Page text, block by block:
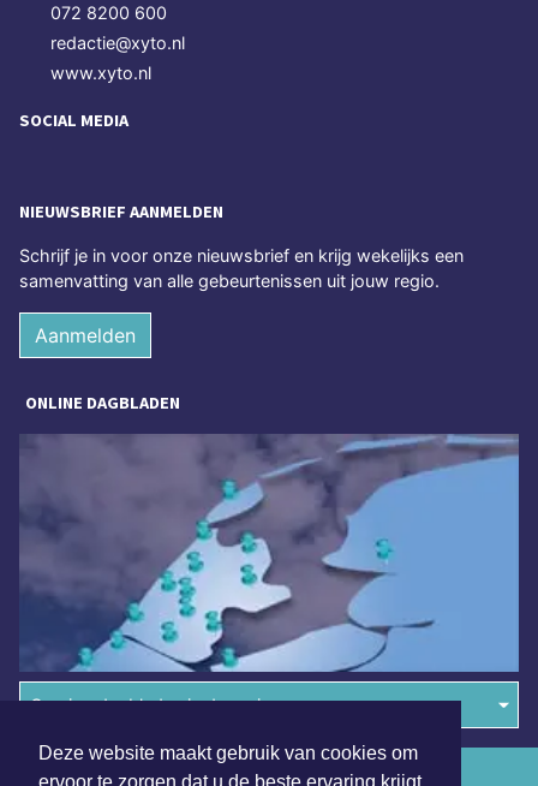
Deze website maakt gebruik van cookies om
072 8200 600
redactie@xyto.nl
www.xyto.nl
SOCIAL MEDIA
NIEUWSBRIEF AANMELDEN
Schrijf je in voor onze nieuwsbrief en krijg wekelijks een
samenvatting van alle gebeurtenissen uit jouw regio.
Aanmelden
ONLINE DAGBLADEN
Overige dagbladen in de regio
Algemene voorwaarden